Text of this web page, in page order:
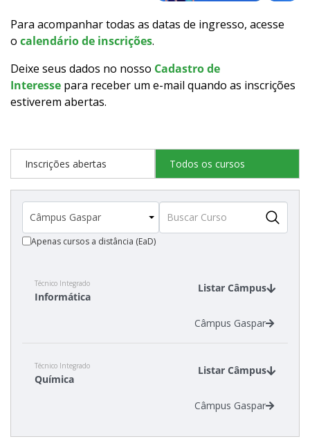
Provas e Gabaritos
Estatísticas dos Processos Seletivos
Para acompanhar todas as datas de ingresso, acesse
o calendário de inscrições.
Deixe seus dados no nosso Cadastro de
Interesse para receber um e-mail quando as inscrições
estiverem abertas.
Inscrições abertas Todos os cursos
Apenas cursos a distância (EaD)
Técnico Integrado
Informática
Listar Câmpus
Câmpus Gaspar
Técnico Integrado
Química
Listar Câmpus
Câmpus Gaspar